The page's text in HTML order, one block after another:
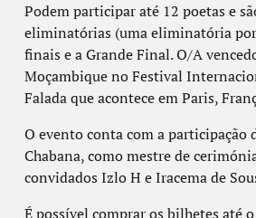
Podem participar até 12 poetas e
eliminatórias (uma eliminatória
finais e a Grande Final. O/A
Moçambique no Festival
Falada que acontece em Paris,
O evento conta com a participação
Chabana, como mestre de
convidados Izlo H e Iracema de
É possível comprar os bilhetes até